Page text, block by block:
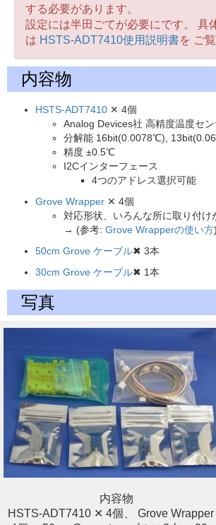
する必要があります。
設定には半田ごてが必要にです。 具
は HSTS-ADT7410使用説明書を ご
内容物
HSTS-ADT7410 ✕ 4個
Analog Devices社 高精度温度セ
分解能 16bit(0.0078℃),
精度 ±0.5℃
I2Cインターフェース
4つのアドレス選択可能
Grove Wrapper ✕ 4個
対応形状、いろんな所に取り付け
→ (参考: Grove Wrapperの使い方)
50cm Grove ケーブル✖ 3本
30cm Grove ケーブル✖ 1本
写真
内容物
HSTS-ADT7410 ✕ 4個、 Grove